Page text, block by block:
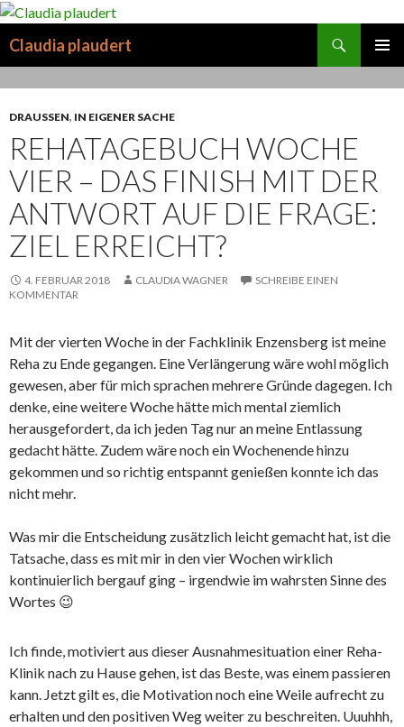
Claudia plaudert
MENÜ
DRAUSSEN , IN EIGENER SACHE
REHATAGEBUCH WOCHE
VIER – DAS FINISH MIT DER
ANTWORT AUF DIE FRAGE:
ZIEL ERREICHT?
4. FEBRUAR 2018 CLAUDIA WAGNER
SCHREIBE EINEN
KOMMENTAR
Mit der vierten Woche in der Fachklinik Enzensberg ist meine
Reha zu Ende gegangen. Eine Verlängerung wäre wohl möglich
gewesen, aber für mich sprachen mehrere Gründe dagegen. Ich
denke, eine weitere Woche hätte mich mental ziemlich
herausgefordert, da ich jeden Tag nur an meine Entlassung
gedacht hätte. Zudem wäre noch ein Wochenende hinzu
gekommen und so richtig entspannt genießen konnte ich das
nicht mehr.
Was mir die Entscheidung zusätzlich leicht gemacht hat, ist die
Tatsache, dass es mit mir in den vier Wochen wirklich
kontinuierlich bergauf ging – irgendwie im wahrsten Sinne des
Wortes 😉
Ich finde, motiviert aus dieser Ausnahmesituation einer Reha-
Klinik nach zu Hause gehen, ist das Beste, was einem passieren
kann. Jetzt gilt es, die Motivation noch eine Weile aufrecht zu
erhalten und den positiven Weg weiter zu beschreiten. Uuuhhh,